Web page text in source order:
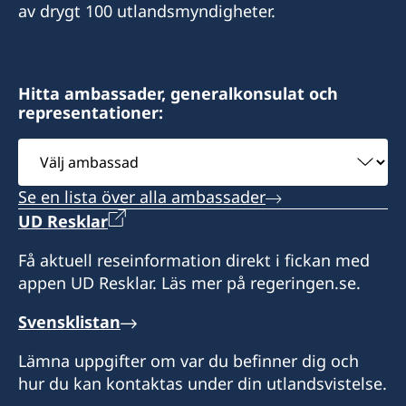
ambassaden.abuja@gov.se
Konsul
Gervais Polewa
tidsbokning via epost:
Notera att konsulatet inte hanterar
viseringsfrågor.
Kontakta ambassaden i Abuja i alla ärenden.
+234 209 9047302
ambassaden.abuja@gov.se
Nickie Akosa
consulateofswedenlagos@gmail.com
Notera att konsulatet inte hanterar
viseringsfrågor.
Kontakta ambassaden i Abuja i alla ärenden.
+234 209 9047302
Konsul
Philip Åkesson
av drygt 100 utlandsmyndigheter.
Hitta ambassader, generalkonsulat och
representationer:
Välj
ambassad
Se en lista över alla ambassader
UD Resklar
Få aktuell reseinformation direkt i fickan med
appen UD Resklar. Läs mer på regeringen.se.
Svensklistan
Lämna uppgifter om var du befinner dig och
hur du kan kontaktas under din utlandsvistelse.